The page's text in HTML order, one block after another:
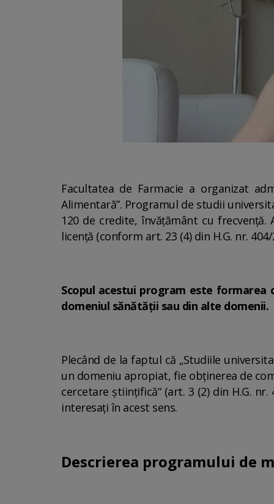
Facultatea de Farmacie a organizat
Alimentară”. Programul de studii
120 de credite, învățământ cu
licenţă (conform art. 23 (4) din H.G. nr. 404/
Scopul acestui program este
domeniul sănătății sau din alte domenii.
Plecând de la faptul că „Studiile
un domeniu apropiat, fie obţinerea de
cercetare ştiinţifică“ (art. 3 (2) din H.G.
interesați în acest sens.
Descrierea programului de